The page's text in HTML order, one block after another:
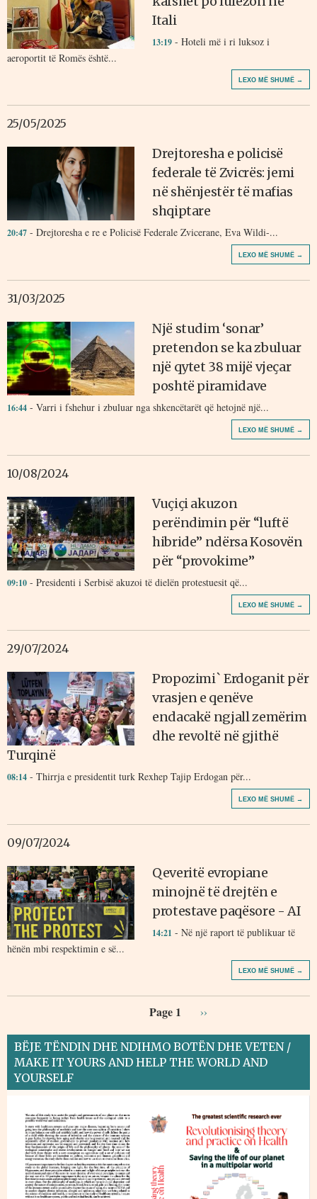
Itali
13:19 - Hoteli më i ri luksoz i
aeroportit të Romës është...
LEXO MË SHUMË →
25/05/2025
Drejtoresha e policisë
federale të Zvicrës: jemi
në shënjestër të mafias
shqiptare
20:47 - Drejtoresha e re e Policisë Federale Zvicerane, Eva Wildi-...
LEXO MË SHUMË →
31/03/2025
Një studim ‘sonar’
pretendon se ka zbuluar
një qytet 38 mijë vjeçar
poshtë piramidave
16:44 - Varri i fshehur i zbuluar nga shkencëtarët që hetojnë një...
LEXO MË SHUMË →
10/08/2024
Vuçiçi akuzon
perëndimin për “luftë
hibride” ndërsa Kosovën
për “provokime”
09:10 - Presidenti i Serbisë akuzoi të dielën protestuesit që...
LEXO MË SHUMË →
29/07/2024
Propozimi` Erdoganit për
vrasjen e qenëve
endacakë ngjall zemërim
dhe revoltë në gjithë
Turqinë
08:14 - Thirrja e presidentit turk Rexhep Tajip Erdogan për...
LEXO MË SHUMË →
09/07/2024
Qeveritë evropiane
minojnë të drejtën e
protestave paqësore - AI
14:21 - Në një raport të publikuar të
hënën mbi respektimin e së...
LEXO MË SHUMË →
Page 1 ››
BËJE TËNDIN DHE NDIHMO BOTËN DHE VETEN /
MAKE IT YOURS AND HELP THE WORLD AND
YOURSELF